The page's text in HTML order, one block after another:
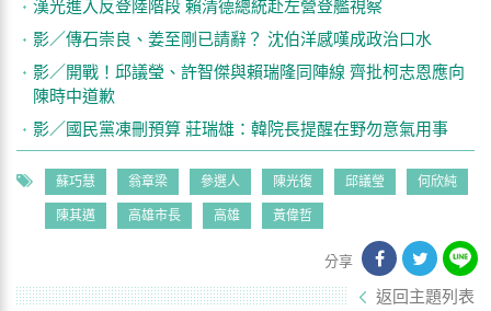
漢光進入反登陸階段 賴清德總統赴左營登艦視察
影／傳石崇良、姜至剛已請辭？ 沈伯洋感嘆成政治口水
影／開戰！邱議瑩、許智傑與賴瑞隆同陣線 齊批柯志恩應向
陳時中道歉
影／國民黨凍刪預算 莊瑞雄：韓院長提醒在野勿意氣用事
蘇巧慧 翁章梁 參選人 陳光復 邱議瑩 何欣純
陳其邁 高雄市長 高雄 黃偉哲
分享
返回主題列表